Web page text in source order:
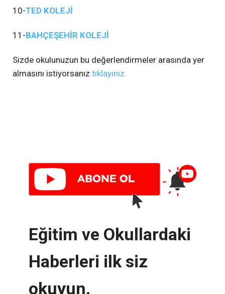
10-TED KOLEJİ
11-BAHÇEŞEHİR KOLEJİ
Sizde okulunuzun bu değerlendirmeler arasında yer
almasını istiyorsanız tıklayınız.
Eğitim ve Okullardaki
Haberleri ilk siz
okuyun.